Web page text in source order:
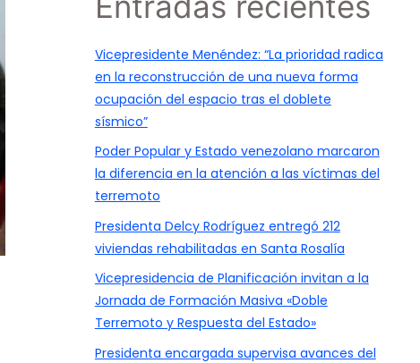
Vicepresidente Menéndez: “La prioridad radica
en la reconstrucción de una nueva forma
ocupación del espacio tras el doblete
sísmico”
Poder Popular y Estado venezolano marcaron
la diferencia en la atención a las víctimas del
terremoto
Presidenta Delcy Rodríguez entregó 212
viviendas rehabilitadas en Santa Rosalía
Vicepresidencia de Planificación invitan a la
Jornada de Formación Masiva «Doble
Terremoto y Respuesta del Estado»
Presidenta encargada supervisa avances del